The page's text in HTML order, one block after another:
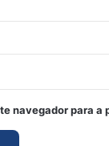
navegador para a